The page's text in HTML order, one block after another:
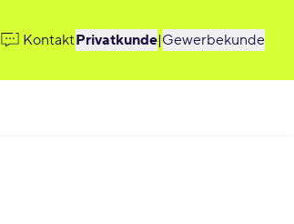
KontaktPrivatkunde|Gewerbekunde